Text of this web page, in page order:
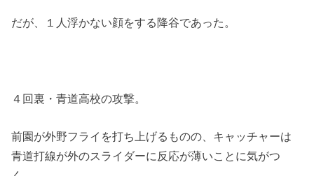
だが、１人浮かない顔をする降谷であった。
４回裏・青道高校の攻撃。
前園が外野フライを打ち上げるものの、キャッチャーは
青道打線が外のスライダーに反応が薄いことに気がつ